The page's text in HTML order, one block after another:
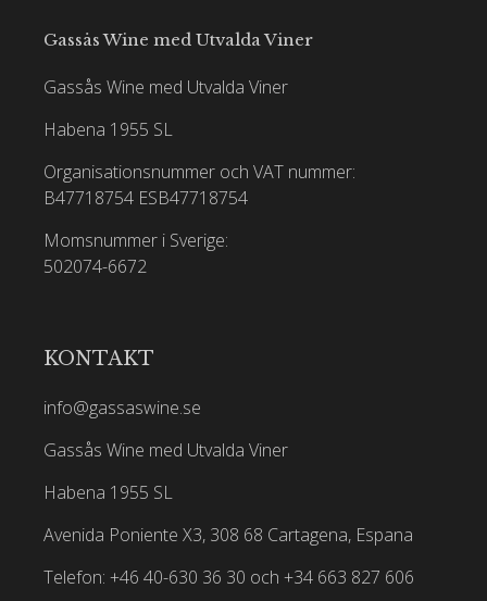
Gassås Wine med Utvalda Viner
Gassås Wine med Utvalda Viner
Habena 1955 SL
Organisationsnummer och VAT nummer:
B47718754 ESB47718754
Momsnummer i Sverige:
502074-6672
KONTAKT
info@gassaswine.se
Gassås Wine med Utvalda Viner
Habena 1955 SL
Avenida Poniente X3, 308 68 Cartagena, Espana
Telefon: +46 40-630 36 30 och +34 663 827 606